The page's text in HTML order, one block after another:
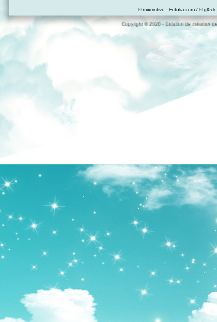
© mixmotive - Fotolia.com / ©
Copyright © 2026 - Solution de création